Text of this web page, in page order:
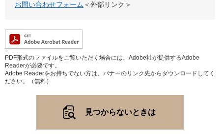
お問い合わせフォーム ＜外部リンク＞
PDF形式のファイルをご覧いただく場合には、Adobe社が提供するAdobe
Readerが必要です。
Adobe Readerをお持ちでない方は、バナーのリンク先からダウンロードしてく
ださい。（無料）
見つからないときは